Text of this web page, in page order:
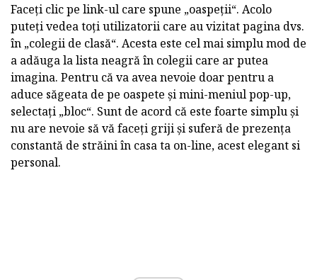
Faceți clic pe link-ul care spune „oaspeții“. Acolo
puteți vedea toți utilizatorii care au vizitat pagina dvs.
în „colegii de clasă“. Acesta este cel mai simplu mod de
a adăuga la lista neagră în colegii care ar putea
imagina. Pentru că va avea nevoie doar pentru a
aduce săgeata de pe oaspete și mini-meniul pop-up,
selectați „bloc“. Sunt de acord că este foarte simplu și
nu are nevoie să vă faceți griji și suferă de prezența
constantă de străini în casa ta on-line, acest elegant si
personal.